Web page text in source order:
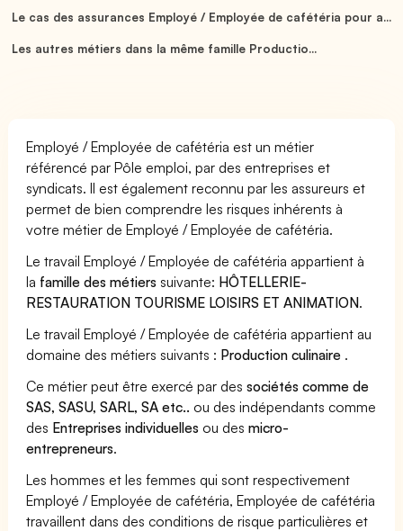
Le cas des assurances Employé / Employée de cafétéria pour a...
Les autres métiers dans la même famille Productio...
Employé / Employée de cafétéria est un métier
référencé par Pôle emploi, par des entreprises et
syndicats. Il est également reconnu par les assureurs et
permet de bien comprendre les risques inhérents à
votre métier de Employé / Employée de cafétéria.
Le travail Employé / Employée de cafétéria appartient à
la famille des métiers suivante: HÔTELLERIE-
RESTAURATION TOURISME LOISIRS ET ANIMATION.
Le travail Employé / Employée de cafétéria appartient au
domaine des métiers suivants : Production culinaire .
Ce métier peut être exercé par dessociétés comme de
SAS, SASU, SARL, SA etc.. ou des indépendants comme
des Entreprises individuelles ou desmicro-
entrepreneurs.
Les hommes et les femmes qui sont respectivement
Employé / Employée de cafétéria, Employée de cafétéria
travaillent dans des conditions de risque particulières et